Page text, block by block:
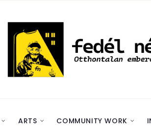
ARTS COMMUNITY WORK